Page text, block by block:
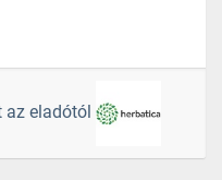
az eladótól